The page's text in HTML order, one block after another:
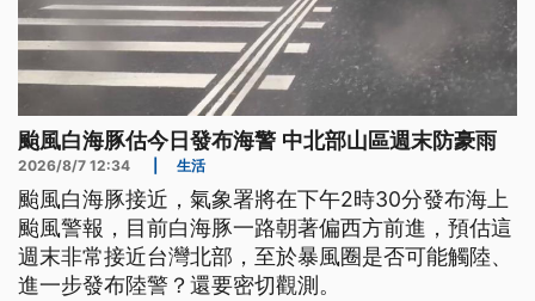
颱風白海豚估今日發布海警 中北部山區週末防豪雨
2026/8/7 12:34 生活
颱風白海豚接近，氣象署將在下午2時30分發布海上
颱風警報，目前白海豚一路朝著偏西方前進，預估這
週末非常接近台灣北部，至於暴風圈是否可能觸陸、
進一步發布陸警？還要密切觀測。